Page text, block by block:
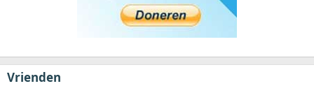
Vrienden